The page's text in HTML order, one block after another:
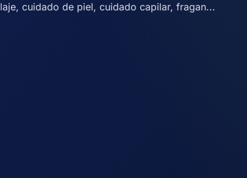
cuidado de piel, cuidado capilar, fragan...